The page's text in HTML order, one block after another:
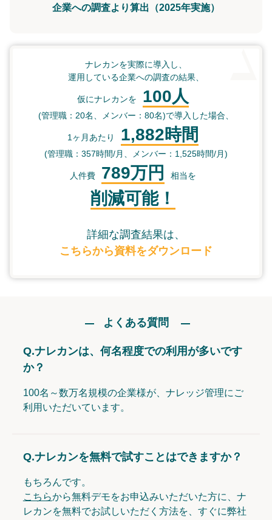
企業への調査より算出（2025年実施）
ナレカンを実際に導入し、
運用している企業への調査の結果、
仮にナレカンを 100人
(管理職：20名、メンバー：80名)で導入した場合、
1ヶ月あたり 1,882時間
(管理職：357時間/月、メンバー：1,525時間/月)
人件費 789万円 相当を
削減可能！
詳細な調査結果は、
こちらから資料をダウンロード
よくある質問
Q.ナレカンは、何名程度での利用が多いです
か？
100名～数万名規模の企業様が、ナレッジ管理にご
利用いただいています。
Q.ナレカンを無料で試すことはできますか？
もちろんです。
こちらから無料デモをお申込みいただいた方に、ナ
レカンを無料でお試しいただく方法を、すぐに弊社